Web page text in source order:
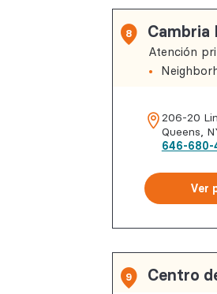
8 Cambria
Atención
206-20
Queens,
646-680-
Ver
9 Centro